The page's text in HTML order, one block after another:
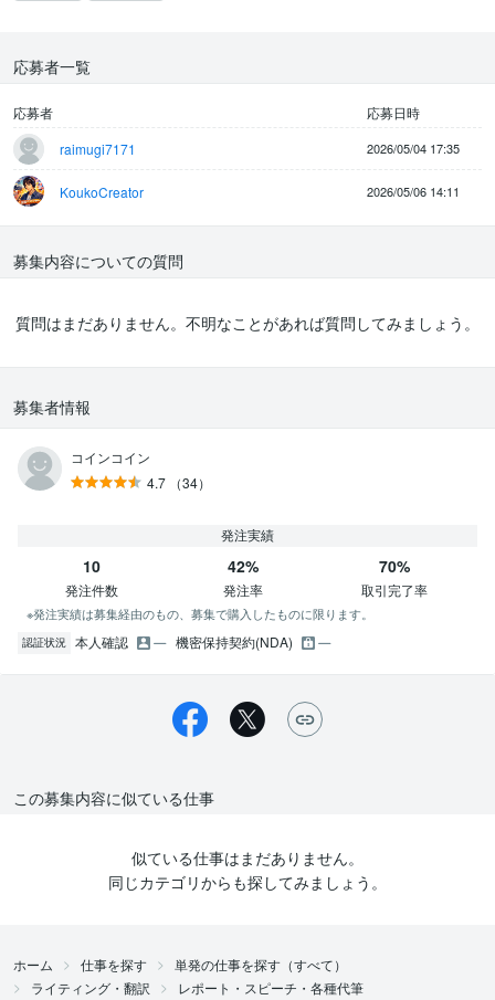
応募者一覧
応募者
応募日時
raimugi7171
2026/05/04 17:35
KoukoCreator 2026/05/06 14:11
募集内容についての質問
質問はまだありません。不明なことがあれば質問してみましょう。
募集者情報
コインコイン
4.7 （34）
発注実績
10
発注件数
42%
発注率
70%
取引完了率
※発注実績は募集経由のもの、募集で購入したものに限ります。
認証状況 本人確認 機密保持契約(NDA)
この募集内容に似ている仕事
似ている仕事はまだありません。
同じカテゴリからも探してみましょう。
ホーム 仕事を探す
単発の仕事を探す（すべて）
ライティング・翻訳
レポート・スピーチ・各種代筆